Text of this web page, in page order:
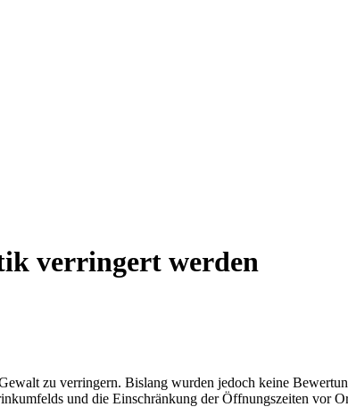
verringert werden
zu verringern. Bislang wurden jedoch keine
und die Einschränkung der Öffnungszeiten vor